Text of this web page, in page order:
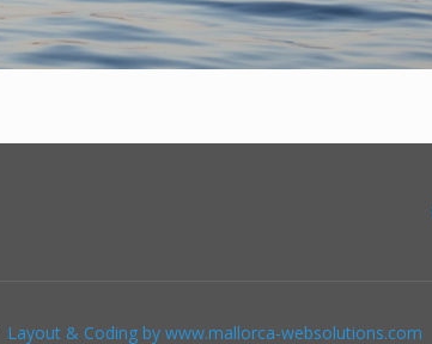
Layout & Coding by www.mallorca-websolutions.com